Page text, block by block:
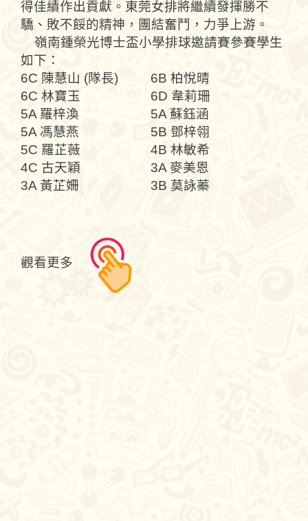
得佳績作出貢獻。東莞女排將繼續發揮勝不
驕、敗不餒的精神，團結奮鬥，力爭上游。
嶺南鍾榮光博士盃小學排球邀請賽參賽學生
如下：
6C 陳慧山 (隊長)
6B 柏悅晴
6C 林寶玉
6D 韋莉珊
5A 羅梓渙
5A 馮慧燕
5A 蘇鈺涵
5B 鄧梓翎
5C 羅芷薇
4B 林敏希
4C 古天穎
3A 麥美恩
3A 黃芷姍
3B 莫詠蓁
觀看更多